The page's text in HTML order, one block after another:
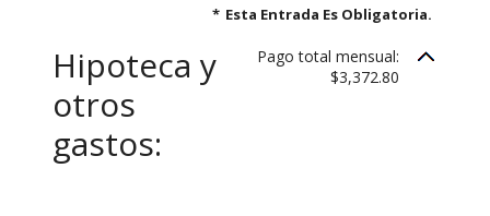
* Esta Entrada Es Obligatoria.
Hipoteca y
otros
gastos:
Pago total mensual:
$3,372.80